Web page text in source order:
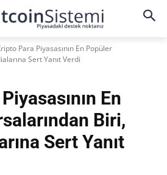
Para Piyasasının En Popüler
Sert Yanıt Verdi
En
Biri,
Sert Yanıt